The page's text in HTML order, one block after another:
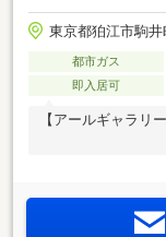
東京都狛江市駒井
都市ガス
即入居可
【アールギャラリ